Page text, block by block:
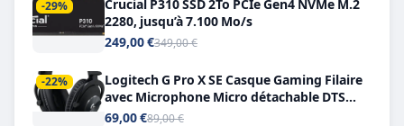
-29%
Crucial P310 SSD 2To PCIe Gen4 NVMe M.2
2280, jusqu’à 7.100 Mo/s
249,00 €349,00 €
-22%
Logitech G Pro X SE Casque Gaming Filaire
avec Microphone Micro détachable DTS
Headphone X 7.1
69,00 €89,00 €